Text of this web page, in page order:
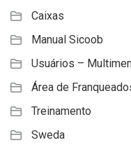
Caixas
Manual Sicoob
Usuários –
Área de
Treinamento
Sweda